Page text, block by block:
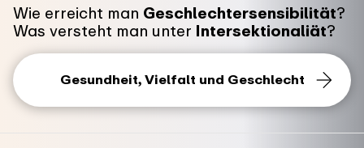
Wie erreicht man Geschlechtersensibilität?
Was versteht man unter Intersektionaliät?
Gesundheit, Vielfalt und Geschlecht